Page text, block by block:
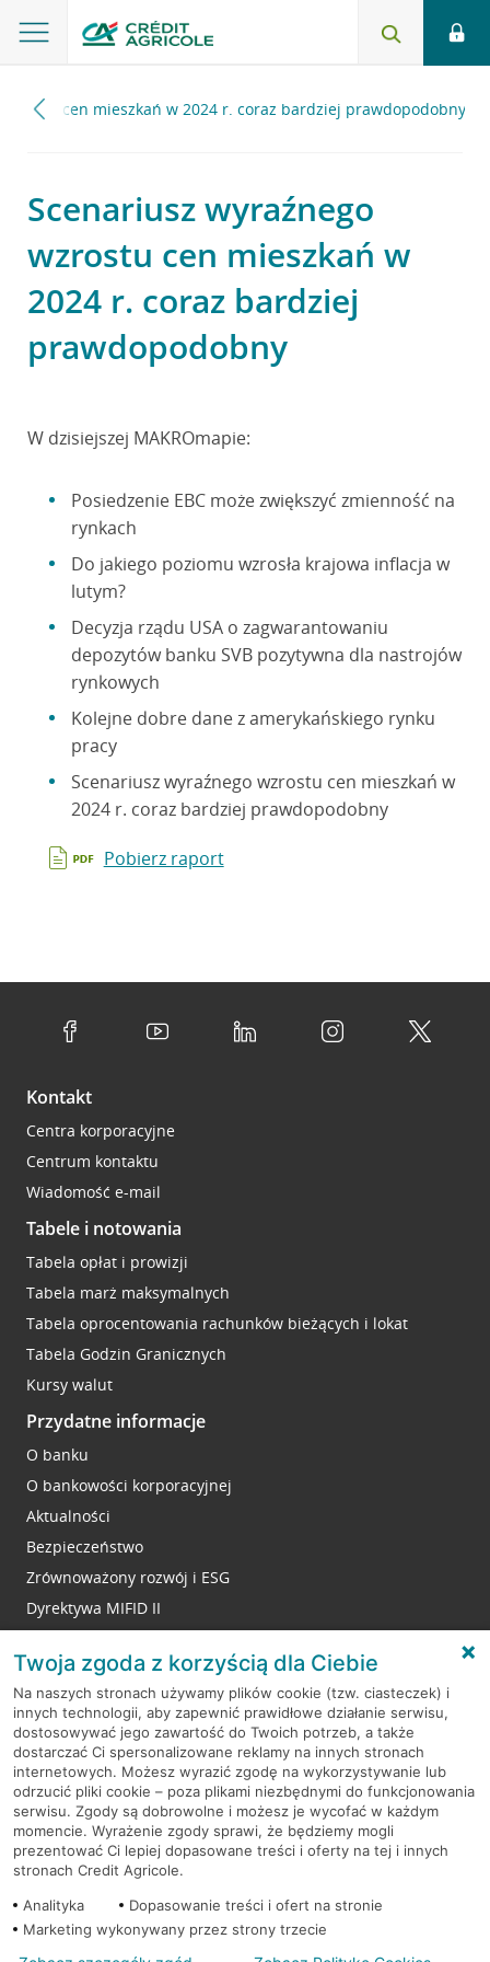
cen mieszkań w 2024 r. coraz bardziej prawdopodobny
Scenariusz wyraźnego
wzrostu cen mieszkań w
2024 r. coraz bardziej
prawdopodobny
W dzisiejszej MAKROmapie:
Posiedzenie EBC może zwiększyć zmienność na
rynkach
Do jakiego poziomu wzrosła krajowa inflacja w
lutym?
Decyzja rządu USA o zagwarantowaniu
depozytów banku SVB pozytywna dla nastrojów
rynkowych
Kolejne dobre dane z amerykańskiego rynku
pracy
Scenariusz wyraźnego wzrostu cen mieszkań w
2024 r. coraz bardziej prawdopodobny
Pobierz raport
Kontakt
Centra korporacyjne
Centrum kontaktu
Wiadomość e-mail
Tabele i notowania
Tabela opłat i prowizji
Tabela marż maksymalnych
Tabela oprocentowania rachunków bieżących i lokat
Tabela Godzin Granicznych
Kursy walut
Przydatne informacje
O banku
O bankowości korporacyjnej
Aktualności
Bezpieczeństwo
Zrównoważony rozwój i ESG
Dyrektywa MIFID II
RODO
Regulamin serwisu
Mapa serwisu
PolitykaCookies
Twoja zgoda z korzyścią dla Ciebie
Na naszych stronach używamy plików cookie (tzw. ciasteczek) i
innych technologii, aby zapewnić prawidłowe działanie serwisu,
dostosowywać jego zawartość do Twoich potrzeb, a także
dostarczać Ci spersonalizowane reklamy na innych stronach
internetowych. Możesz wyrazić zgodę na wykorzystywanie lub
odrzucić pliki cookie – poza plikami niezbędnymi do funkcjonowania
serwisu. Zgody są dobrowolne i możesz je wycofać w każdym
momencie. Wyrażenie zgody sprawi, że będziemy mogli
prezentować Ci lepiej dopasowane treści i oferty na tej i innych
stronach Credit Agricole.
Analityka
Dopasowanie treści i ofert na stronie
Marketing wykonywany przez strony trzecie